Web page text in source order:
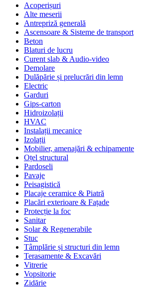
Acoperișuri
Alte meserii
Antrepriză generală
Ascensoare & Sisteme de transport
Beton
Blaturi de lucru
Curent slab & Audio-video
Demolare
Dulăpărie și prelucrări din lemn
Electric
Garduri
Gips-carton
Hidroizolații
HVAC
Instalații mecanice
Izolații
Mobilier, amenajări & echipamente
Oțel structural
Pardoseli
Pavaje
Peisagistică
Placaje ceramice & Piatră
Placări exterioare & Fațade
Protecție la foc
Sanitar
Solar & Regenerabile
Stuc
Tâmplărie și structuri din lemn
Terasamente & Excavări
Vitrerie
Vopsitorie
Zidărie